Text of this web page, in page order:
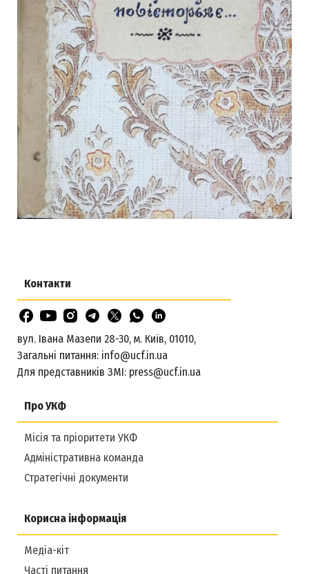
Про УКФ
Місія та пріоритети УКФ
Адміністративна команда
Стратегічні документи
Корисна інформація
Медіа-кіт
Часті питання
Контакти
вул. Івана Мазепи 28-30, м. Київ, 01010,
Загальні питання: info@ucf.in.ua
Для представників ЗМІ: press@ucf.in.ua